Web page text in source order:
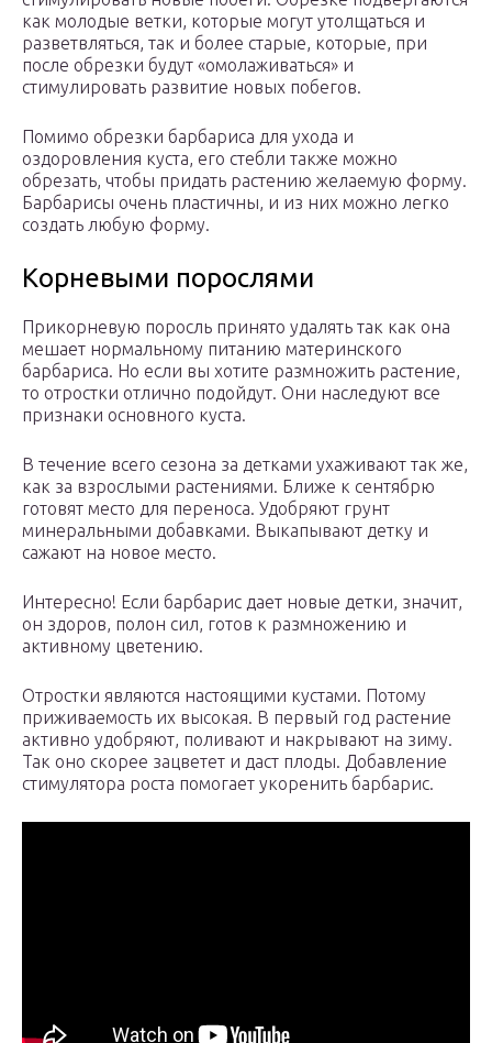
как молодые ветки, которые могут утолщаться и
разветвляться, так и более старые, которые, при
после обрезки будут «омолаживаться» и
стимулировать развитие новых побегов.
Помимо обрезки барбариса для ухода и
оздоровления куста, его стебли также можно
обрезать, чтобы придать растению желаемую форму.
Барбарисы очень пластичны, и из них можно легко
создать любую форму.
Корневыми порослями
Прикорневую поросль принято удалять так как она
мешает нормальному питанию материнского
барбариса. Но если вы хотите размножить растение,
то отростки отлично подойдут. Они наследуют все
признаки основного куста.
В течение всего сезона за детками ухаживают так же,
как за взрослыми растениями. Ближе к сентябрю
готовят место для переноса. Удобряют грунт
минеральными добавками. Выкапывают детку и
сажают на новое место.
Интересно! Если барбарис дает новые детки, значит,
он здоров, полон сил, готов к размножению и
активному цветению.
Отростки являются настоящими кустами. Потому
приживаемость их высокая. В первый год растение
активно удобряют, поливают и накрывают на зиму.
Так оно скорее зацветет и даст плоды. Добавление
стимулятора роста помогает укоренить барбарис.